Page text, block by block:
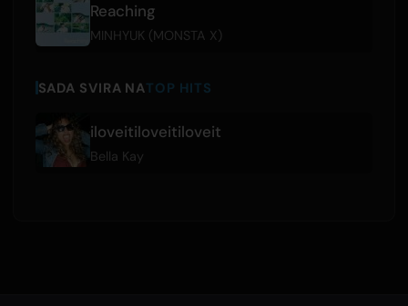
Reaching
MINHYUK (MONSTA X)
SADA SVIRA NATOP HITS
iloveitiloveitiloveit
Bella Kay